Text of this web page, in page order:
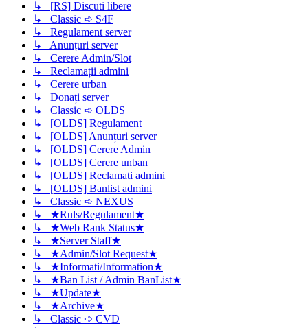
↳ [RS] Discuti libere
↳ Classic ➪ S4F
↳ Regulament server
↳ Anunțuri server
↳ Cerere Admin/Slot
↳ Reclamații admini
↳ Cerere urban
↳ Donați server
↳ Classic ➪ OLDS
↳ [OLDS] Regulament
↳ [OLDS] Anunțuri server
↳ [OLDS] Cerere Admin
↳ [OLDS] Cerere unban
↳ [OLDS] Reclamati admini
↳ [OLDS] Banlist admini
↳ Classic ➪ NEXUS
↳ ★Ruls/Regulament★
↳ ★Web Rank Status★
↳ ★Server Staff★
↳ ★Admin/Slot Request★
↳ ★Informati/Information★
↳ ★Ban List / Admin BanList★
↳ ★Update★
↳ ★Archive★
↳ Classic ➪ CVD